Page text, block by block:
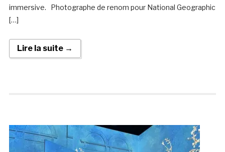
immersive. Photographe de renom pour National Geographic
[…]
Lire la suite →